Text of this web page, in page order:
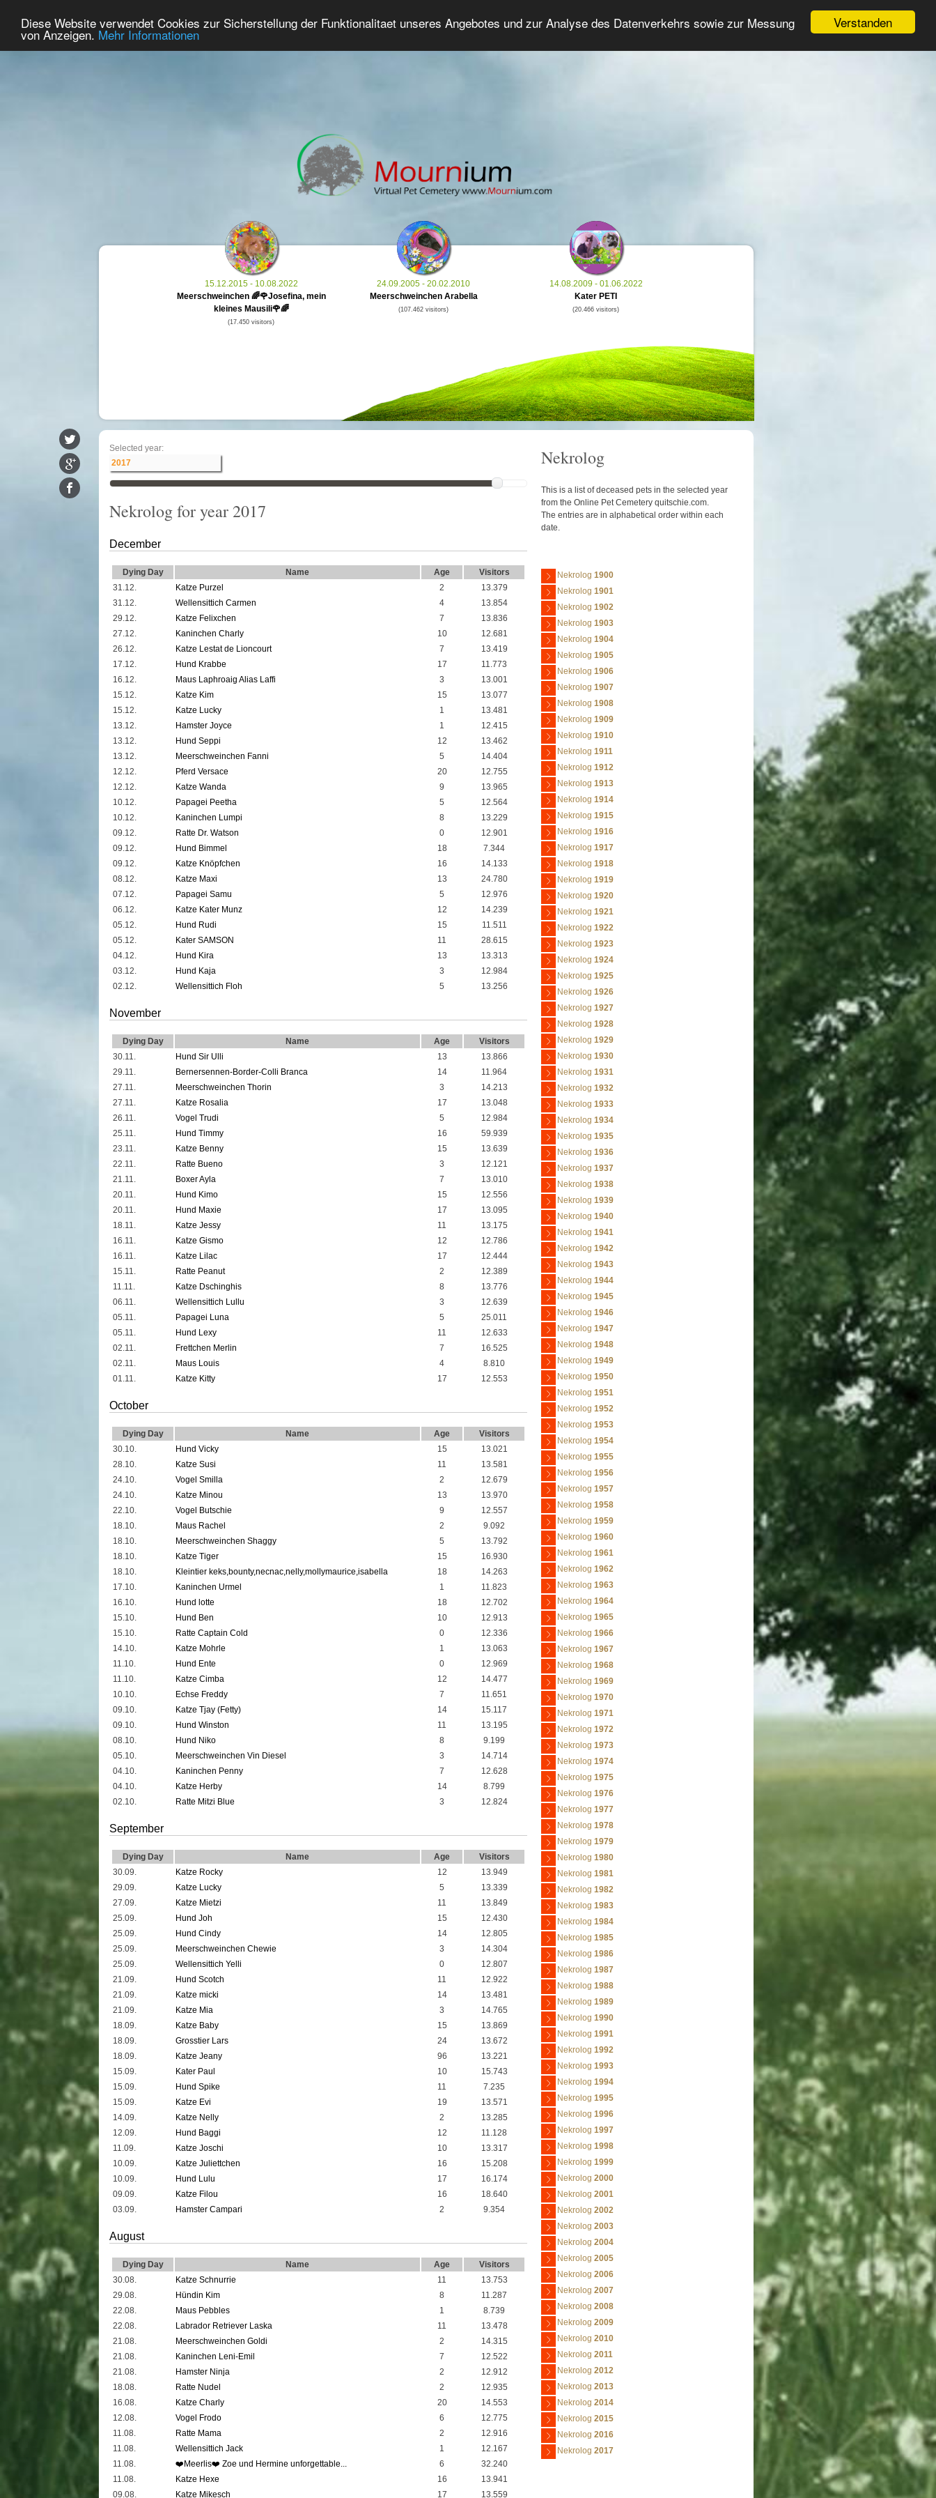
Verstanden
Diese Website verwendet Cookies zur Sicherstellung der Funktionalitaet unseres Angebotes und zur Analyse des Datenverkehrs sowie zur Messung
von Anzeigen. Mehr Informationen
Home Premium Commemorate Grief Pet Forum Advanced Search Login/Register
15.12.2015 - 10.08.2022
Meerschweinchen 🌈🌹Josefina, mein
kleines Mausili🌹🌈
(17.450 visitors)
24.09.2005 - 20.02.2010
Meerschweinchen Arabella
(107.462 visitors)
14.08.2009 - 01.06.2022
Kater PETI
(20.466 visitors)
Selected year:
Nekrolog for year 2017
December
Dying Day Name Age
Visitors
31.12.
Katze Purzel 2
13.379
31.12.
Wellensittich Carmen 4
13.854
29.12.
Katze Felixchen 7
13.836
27.12.
Kaninchen Charly 10
12.681
26.12.
Katze Lestat de Lioncourt 7
13.419
17.12.
Hund Krabbe 17
11.773
16.12.
Maus Laphroaig Alias Laffi 3
13.001
15.12.
Katze Kim 15
13.077
15.12.
Katze Lucky 1
13.481
13.12.
Hamster Joyce 1
12.415
13.12.
Hund Seppi 12
13.462
13.12.
Meerschweinchen Fanni 5
14.404
12.12.
Pferd Versace 20
12.755
12.12.
Katze Wanda 9
13.965
10.12.
Papagei Peetha 5
12.564
10.12.
Kaninchen Lumpi 8
13.229
09.12.
Ratte Dr. Watson 0
12.901
09.12.
Hund Bimmel 18
7.344
09.12.
Katze Knöpfchen 16
14.133
08.12.
Katze Maxi 13
24.780
07.12.
Papagei Samu 5
12.976
06.12.
Katze Kater Munz 12
14.239
05.12.
Hund Rudi 15
11.511
05.12.
Kater SAMSON 11
28.615
04.12.
Hund Kira 13
13.313
03.12.
Hund Kaja 3
12.984
02.12.
Wellensittich Floh 5 13.256
November
Dying Day Name Age
Visitors
30.11.
Hund Sir Ulli 13
13.866
29.11.
Bernersennen-Border-Colli Branca 14
11.964
27.11.
Meerschweinchen Thorin 3
14.213
27.11.
Katze Rosalia 17
13.048
26.11.
Vogel Trudi 5
12.984
25.11.
Hund Timmy 16
59.939
23.11.
Katze Benny 15
13.639
22.11.
Ratte Bueno 3
12.121
21.11.
Boxer Ayla 7
13.010
20.11.
Hund Kimo 15
12.556
20.11.
Hund Maxie 17
13.095
18.11.
Katze Jessy 11
13.175
16.11.
Katze Gismo 12
12.786
16.11.
Katze Lilac 17
12.444
15.11.
Ratte Peanut 2
12.389
11.11.
Katze Dschinghis 8
13.776
06.11.
Wellensittich Lullu 3
12.639
05.11.
Papagei Luna 5
25.011
05.11.
Hund Lexy 11
12.633
02.11.
Frettchen Merlin 7
16.525
02.11.
Maus Louis 4
8.810
01.11.
Katze Kitty 17 12.553
October
Dying Day Name Age
Visitors
30.10.
Hund Vicky 15
13.021
28.10.
Katze Susi 11
13.581
24.10.
Vogel Smilla 2
12.679
24.10.
Katze Minou 13
13.970
22.10.
Vogel Butschie 9
12.557
18.10.
Maus Rachel 2
9.092
18.10.
Meerschweinchen Shaggy 5
13.792
18.10.
Katze Tiger 15
16.930
18.10.
Kleintier keks,bounty,necnac,nelly,mollymaurice,isabella 18
14.263
17.10.
Kaninchen Urmel 1
11.823
16.10.
Hund lotte 18
12.702
15.10.
Hund Ben 10
12.913
15.10.
Ratte Captain Cold 0
12.336
14.10.
Katze Mohrle 1
13.063
11.10.
Hund Ente 0
12.969
11.10.
Katze Cimba 12
14.477
10.10.
Echse Freddy 7
11.651
09.10.
Katze Tjay (Fetty) 14
15.117
09.10.
Hund Winston 11
13.195
08.10.
Hund Niko 8
9.199
05.10.
Meerschweinchen Vin Diesel 3
14.714
04.10.
Kaninchen Penny 7
12.628
04.10.
Katze Herby 14
8.799
02.10.
Ratte Mitzi Blue 3 12.824
September
Dying Day Name Age
Visitors
30.09.
Katze Rocky 12
13.949
29.09.
Katze Lucky 5
13.339
27.09.
Katze Mietzi 11
13.849
25.09.
Hund Joh 15
12.430
25.09.
Hund Cindy 14
12.805
25.09.
Meerschweinchen Chewie 3
14.304
25.09.
Wellensittich Yelli 0
12.807
21.09.
Hund Scotch 11
12.922
21.09.
Katze micki 14
13.481
21.09.
Katze Mia 3
14.765
18.09.
Katze Baby 15
13.869
18.09.
Grosstier Lars 24
13.672
18.09.
Katze Jeany 96
13.221
15.09.
Kater Paul 10
15.743
15.09.
Hund Spike 11
7.235
15.09.
Katze Evi 19
13.571
14.09.
Katze Nelly 2
13.285
12.09.
Hund Baggi 12
11.128
11.09.
Katze Joschi 10
13.317
10.09.
Katze Juliettchen 16
15.208
10.09.
Hund Lulu 17
16.174
09.09.
Katze Filou 16
18.640
03.09.
Hamster Campari 2 9.354
August
Dying Day Name Age
Visitors
30.08.
Katze Schnurrie 11
13.753
29.08.
Hündin Kim 8
11.287
22.08.
Maus Pebbles 1
8.739
22.08.
Labrador Retriever Laska 11
13.478
21.08.
Meerschweinchen Goldi 2
14.315
21.08.
Kaninchen Leni-Emil 7
12.522
21.08.
Hamster Ninja 2
12.912
18.08.
Ratte Nudel 2
12.935
16.08.
Katze Charly 20
14.553
12.08.
Vogel Frodo 6
12.775
11.08.
Ratte Mama 2
12.916
11.08.
Wellensittich Jack 1
12.167
11.08.
❤️️Meerlis❤️️ Zoe und Hermine unforgettable... 6
32.240
11.08.
Katze Hexe 16
13.941
09.08.
Katze Mikesch 17 13.559
Nekrolog
This is a list of deceased pets in the selected year
from the Online Pet Cemetery quitschie.com.
The entries are in alphabetical order within each
date.
Nekrolog 1900
Nekrolog 1901
Nekrolog 1902
Nekrolog 1903
Nekrolog 1904
Nekrolog 1905
Nekrolog 1906
Nekrolog 1907
Nekrolog 1908
Nekrolog 1909
Nekrolog 1910
Nekrolog 1911
Nekrolog 1912
Nekrolog 1913
Nekrolog 1914
Nekrolog 1915
Nekrolog 1916
Nekrolog 1917
Nekrolog 1918
Nekrolog 1919
Nekrolog 1920
Nekrolog 1921
Nekrolog 1922
Nekrolog 1923
Nekrolog 1924
Nekrolog 1925
Nekrolog 1926
Nekrolog 1927
Nekrolog 1928
Nekrolog 1929
Nekrolog 1930
Nekrolog 1931
Nekrolog 1932
Nekrolog 1933
Nekrolog 1934
Nekrolog 1935
Nekrolog 1936
Nekrolog 1937
Nekrolog 1938
Nekrolog 1939
Nekrolog 1940
Nekrolog 1941
Nekrolog 1942
Nekrolog 1943
Nekrolog 1944
Nekrolog 1945
Nekrolog 1946
Nekrolog 1947
Nekrolog 1948
Nekrolog 1949
Nekrolog 1950
Nekrolog 1951
Nekrolog 1952
Nekrolog 1953
Nekrolog 1954
Nekrolog 1955
Nekrolog 1956
Nekrolog 1957
Nekrolog 1958
Nekrolog 1959
Nekrolog 1960
Nekrolog 1961
Nekrolog 1962
Nekrolog 1963
Nekrolog 1964
Nekrolog 1965
Nekrolog 1966
Nekrolog 1967
Nekrolog 1968
Nekrolog 1969
Nekrolog 1970
Nekrolog 1971
Nekrolog 1972
Nekrolog 1973
Nekrolog 1974
Nekrolog 1975
Nekrolog 1976
Nekrolog 1977
Nekrolog 1978
Nekrolog 1979
Nekrolog 1980
Nekrolog 1981
Nekrolog 1982
Nekrolog 1983
Nekrolog 1984
Nekrolog 1985
Nekrolog 1986
Nekrolog 1987
Nekrolog 1988
Nekrolog 1989
Nekrolog 1990
Nekrolog 1991
Nekrolog 1992
Nekrolog 1993
Nekrolog 1994
Nekrolog 1995
Nekrolog 1996
Nekrolog 1997
Nekrolog 1998
Nekrolog 1999
Nekrolog 2000
Nekrolog 2001
Nekrolog 2002
Nekrolog 2003
Nekrolog 2004
Nekrolog 2005
Nekrolog 2006
Nekrolog 2007
Nekrolog 2008
Nekrolog 2009
Nekrolog 2010
Nekrolog 2011
Nekrolog 2012
Nekrolog 2013
Nekrolog 2014
Nekrolog 2015
Nekrolog 2016
Nekrolog 2017